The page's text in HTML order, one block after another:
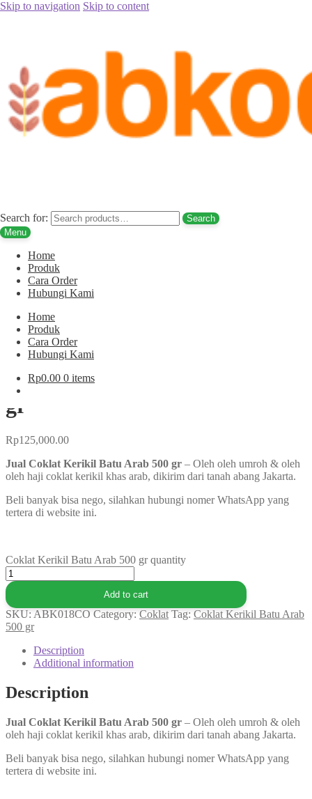
Skip to navigation Skip to content
Search for:
Search
Menu
Home
Produk
Cara Order
Hubungi Kami
Home
Produk
Cara Order
Hubungi Kami
Rp0.00 0 items
Coklat Kerikil Batu Arab 500 gr
Coklat Kerikil Batu Arab 500
gr
Rp125,000.00
Jual Coklat Kerikil Batu Arab 500 gr – Oleh oleh umroh & oleh
oleh haji coklat kerikil khas arab, dikirim dari tanah abang Jakarta.
Beli banyak bisa nego, silahkan hubungi nomer WhatsApp yang
tertera di website ini.
Coklat Kerikil Batu Arab 500 gr quantity
Add to cart
SKU: ABK018CO Category: Coklat Tag: Coklat Kerikil Batu Arab
500 gr
Description
Additional information
Description
Jual Coklat Kerikil Batu Arab 500 gr – Oleh oleh umroh & oleh
oleh haji coklat kerikil khas arab, dikirim dari tanah abang Jakarta.
Beli banyak bisa nego, silahkan hubungi nomer WhatsApp yang
tertera di website ini.